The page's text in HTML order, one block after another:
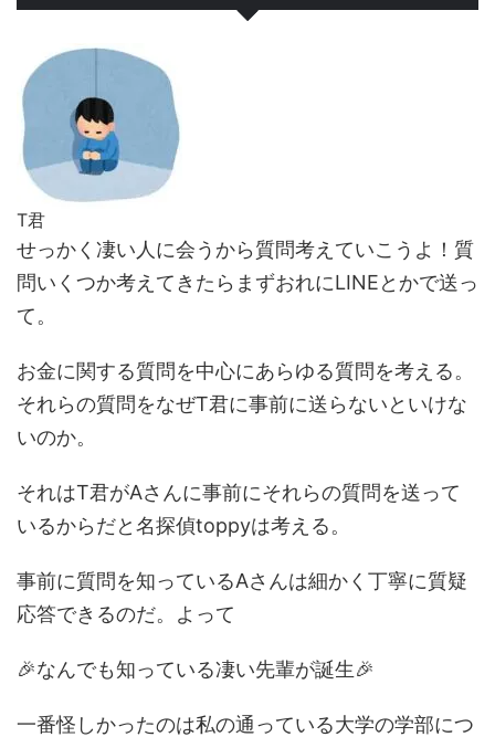
T君
せっかく凄い人に会うから質問考えていこうよ！質
問いくつか考えてきたらまずおれにLINEとかで送っ
て。
お金に関する質問を中心にあらゆる質問を考える。
それらの質問をなぜT君に事前に送らないといけな
いのか。
それはT君がAさんに事前にそれらの質問を送って
いるからだと名探偵toppyは考える。
事前に質問を知っているAさんは細かく丁寧に質疑
応答できるのだ。よって
🎉なんでも知っている凄い先輩が誕生🎉
一番怪しかったのは私の通っている大学の学部につ